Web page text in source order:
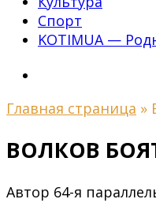
Спорт
KOTIMUA —
Главная страница »
ВОЛКОВ
Автор 64-я